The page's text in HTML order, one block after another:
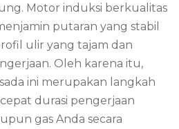
Motor induksi berkualitas
putaran yang stabil
ulir yang tajam dan
Oleh karena itu,
ini merupakan langkah
durasi pengerjaan
gas Anda secara